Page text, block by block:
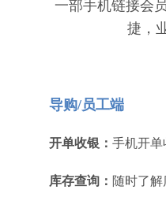
一部手机链接会
捷，
导购/员工端
开单收银： 手机开单
库存查询： 随时了